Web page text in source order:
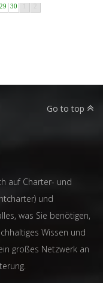
29 30
Go to top
auf Charter- und
und
was Sie benötigen,
Wissen und
großes Netzwerk an